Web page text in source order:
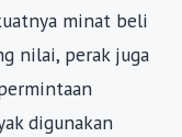
minat beli
nilai, perak juga
digunakan